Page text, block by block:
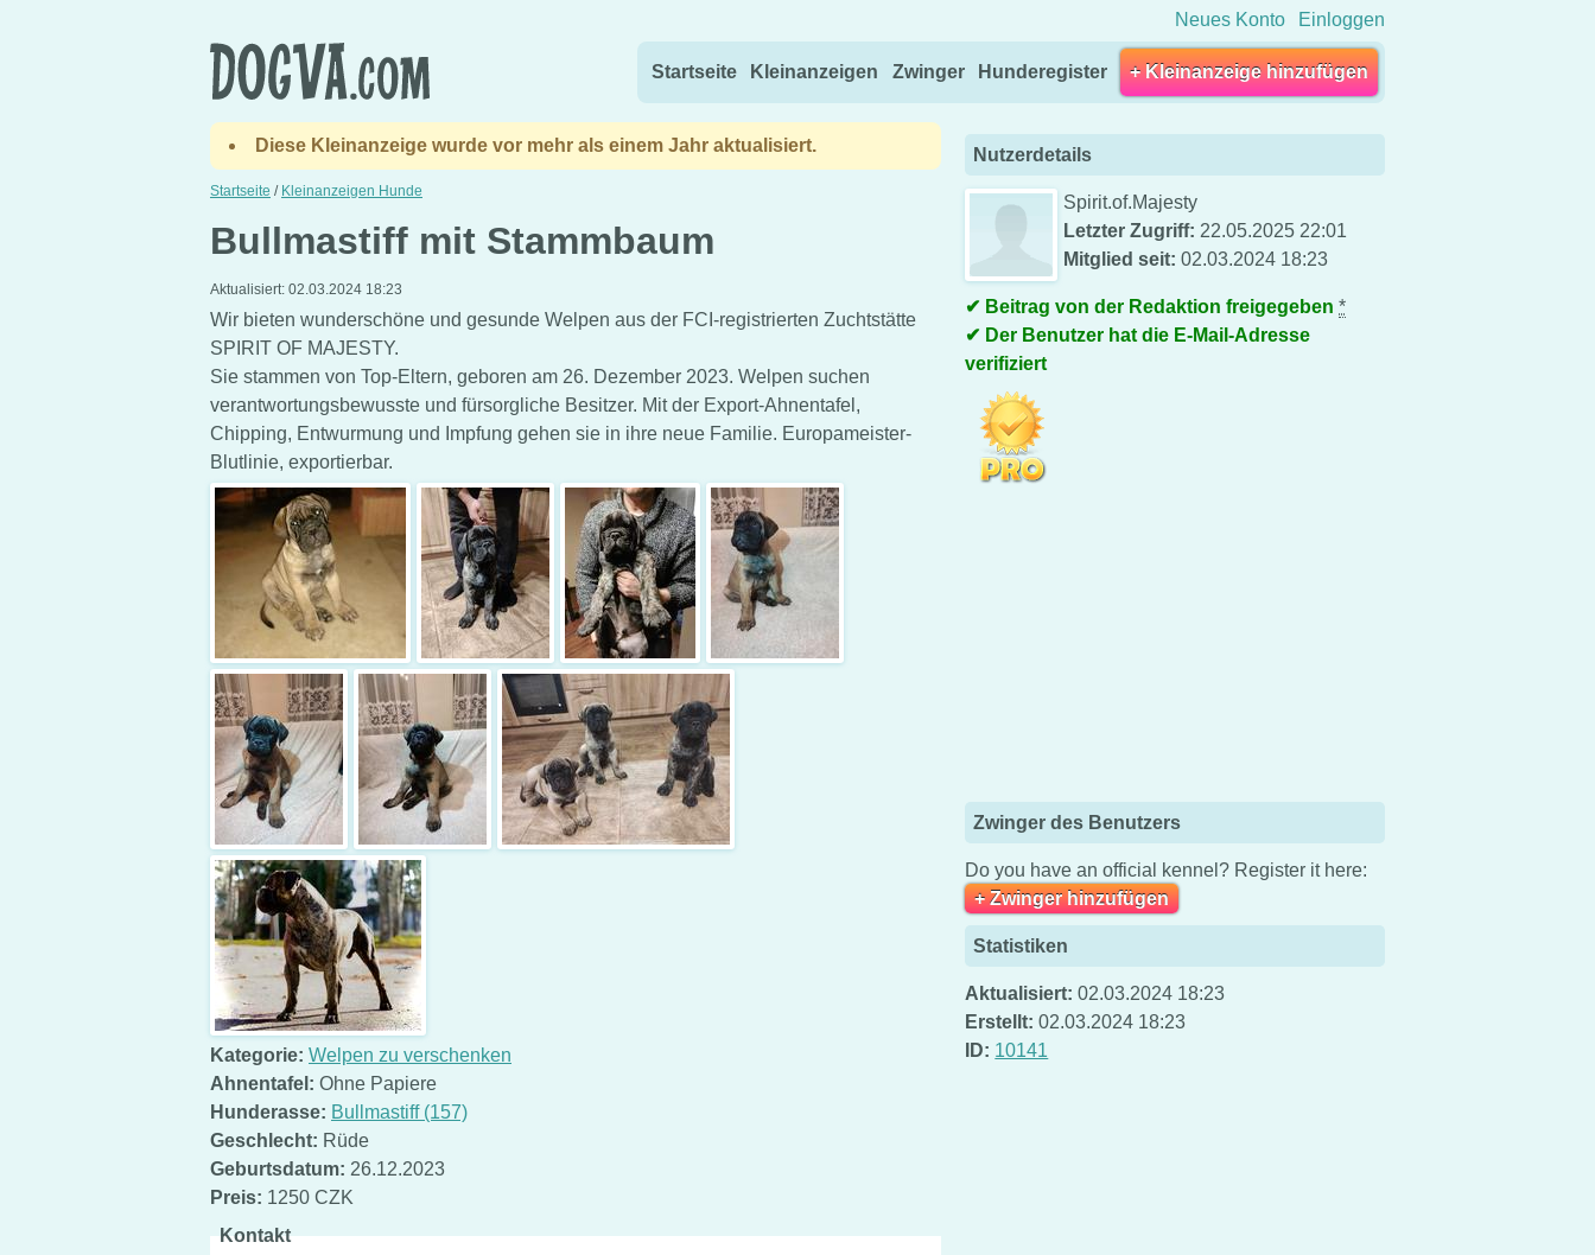
Neues Konto Einloggen
Startseite Kleinanzeigen Zwinger Hunderegister + Kleinanzeige hinzufügen
Diese Kleinanzeige wurde vor mehr als einem Jahr aktualisiert.
Startseite / Kleinanzeigen Hunde
Bullmastiff mit Stammbaum
Aktualisiert: 02.03.2024 18:23
Wir bieten wunderschöne und gesunde Welpen aus der FCI-registrierten Zuchtstätte
SPIRIT OF MAJESTY.
Sie stammen von Top-Eltern, geboren am 26. Dezember 2023. Welpen suchen
verantwortungsbewusste und fürsorgliche Besitzer. Mit der Export-Ahnentafel,
Chipping, Entwurmung und Impfung gehen sie in ihre neue Familie. Europameister-
Blutlinie, exportierbar.
Kategorie: Welpen zu verschenken
Ahnentafel: Ohne Papiere
Hunderasse: Bullmastiff (157)
Geschlecht: Rüde
Geburtsdatum: 26.12.2023
Preis: 1250 CZK
Kontakt
Nutzerdetails
Spirit.of.Majesty
Letzter Zugriff: 22.05.2025 22:01
Mitglied seit: 02.03.2024 18:23
Beitrag von der Redaktion freigegeben *
Der Benutzer hat die E-Mail-Adresse
verifiziert
Zwinger des Benutzers
Do you have an official kennel? Register it here:
+ Zwinger hinzufügen
Statistiken
Aktualisiert: 02.03.2024 18:23
Erstellt: 02.03.2024 18:23
ID: 10141